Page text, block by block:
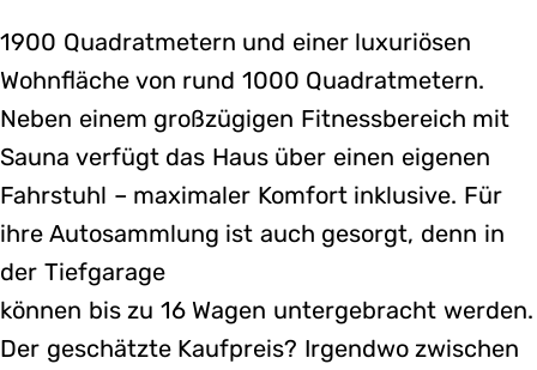
1900 Quadratmetern und einer luxuriösen
Wohnfläche von rund 1000 Quadratmetern.
Neben einem großzügigen Fitnessbereich mit
Sauna verfügt das Haus über einen eigenen
Fahrstuhl – maximaler Komfort inklusive. Für
ihre Autosammlung ist auch gesorgt, denn in
der Tiefgarage
können bis zu 16 Wagen untergebracht werden.
Der geschätzte Kaufpreis? Irgendwo zwischen